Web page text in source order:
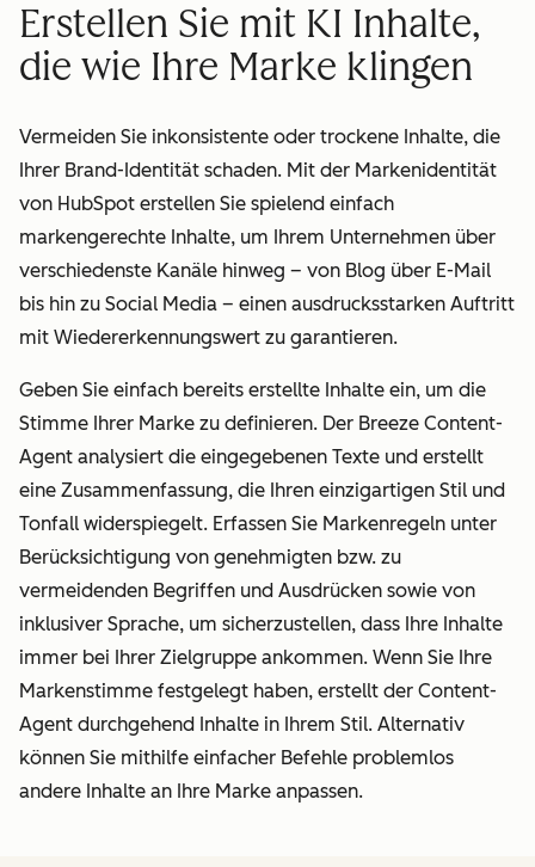
Erstellen Sie mit KI Inhalte,
die wie Ihre Marke klingen
Vermeiden Sie inkonsistente oder trockene Inhalte, die
Ihrer Brand-Identität schaden. Mit der Markenidentität
von HubSpot erstellen Sie spielend einfach
markengerechte Inhalte, um Ihrem Unternehmen über
verschiedenste Kanäle hinweg – von Blog über E-Mail
bis hin zu Social Media – einen ausdrucksstarken Auftritt
mit Wiedererkennungswert zu garantieren.
Geben Sie einfach bereits erstellte Inhalte ein, um die
Stimme Ihrer Marke zu definieren. Der Breeze Content-
Agent analysiert die eingegebenen Texte und erstellt
eine Zusammenfassung, die Ihren einzigartigen Stil und
Tonfall widerspiegelt. Erfassen Sie Markenregeln unter
Berücksichtigung von genehmigten bzw. zu
vermeidenden Begriffen und Ausdrücken sowie von
inklusiver Sprache, um sicherzustellen, dass Ihre Inhalte
immer bei Ihrer Zielgruppe ankommen. Wenn Sie Ihre
Markenstimme festgelegt haben, erstellt der Content-
Agent durchgehend Inhalte in Ihrem Stil. Alternativ
können Sie mithilfe einfacher Befehle problemlos
andere Inhalte an Ihre Marke anpassen.